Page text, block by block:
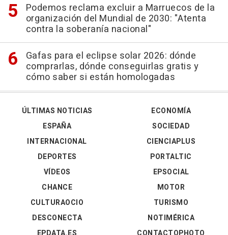
Podemos reclama excluir a Marruecos de la
organización del Mundial de 2030: "Atenta
contra la soberanía nacional"
Gafas para el eclipse solar 2026: dónde
comprarlas, dónde conseguirlas gratis y
cómo saber si están homologadas
ÚLTIMAS NOTICIAS
ESPAÑA
INTERNACIONAL
DEPORTES
VÍDEOS
ECONOMÍA
SOCIEDAD
CIENCIAPLUS
PORTALTIC
EPSOCIAL
CHANCE
CULTURAOCIO
DESCONECTA
MOTOR
TURISMO
NOTIMÉRICA